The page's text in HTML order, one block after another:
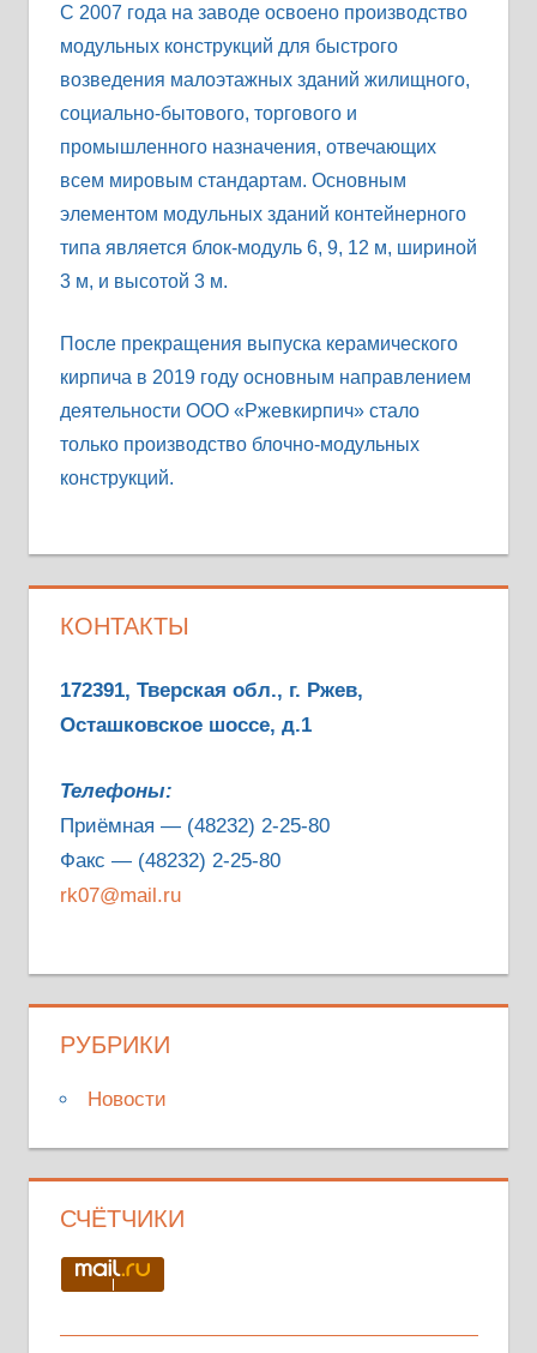
С 2007 года на заводе освоено производство
модульных конструкций для быстрого
возведения малоэтажных зданий жилищного,
социально-бытового, торгового и
промышленного назначения, отвечающих
всем мировым стандартам. Основным
элементом модульных зданий контейнерного
типа является блок-модуль 6, 9, 12 м, шириной
3 м, и высотой 3 м.
После прекращения выпуска керамического
кирпича в 2019 году основным направлением
деятельности ООО «Ржевкирпич» стало
только производство блочно-модульных
конструкций.
КОНТАКТЫ
172391, Тверская обл., г. Ржев,
Осташковское шоссе, д.1
Телефоны:
Приёмная — (48232) 2-25-80
Факс — (48232) 2-25-80
rk07@mail.ru
РУБРИКИ
Новости
СЧЁТЧИКИ